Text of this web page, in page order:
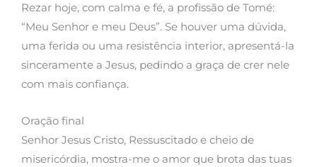
Rezar hoje, com calma e fé, a profissão de Tomé:
“Meu Senhor e meu Deus”. Se houver uma dúvida,
uma ferida ou uma resistência interior, apresentá-la
sinceramente a Jesus, pedindo a graça de crer nele
com mais confiança.
Oração final
Senhor Jesus Cristo, Ressuscitado e cheio de
misericórdia, mostra-me o amor que brota das tuas